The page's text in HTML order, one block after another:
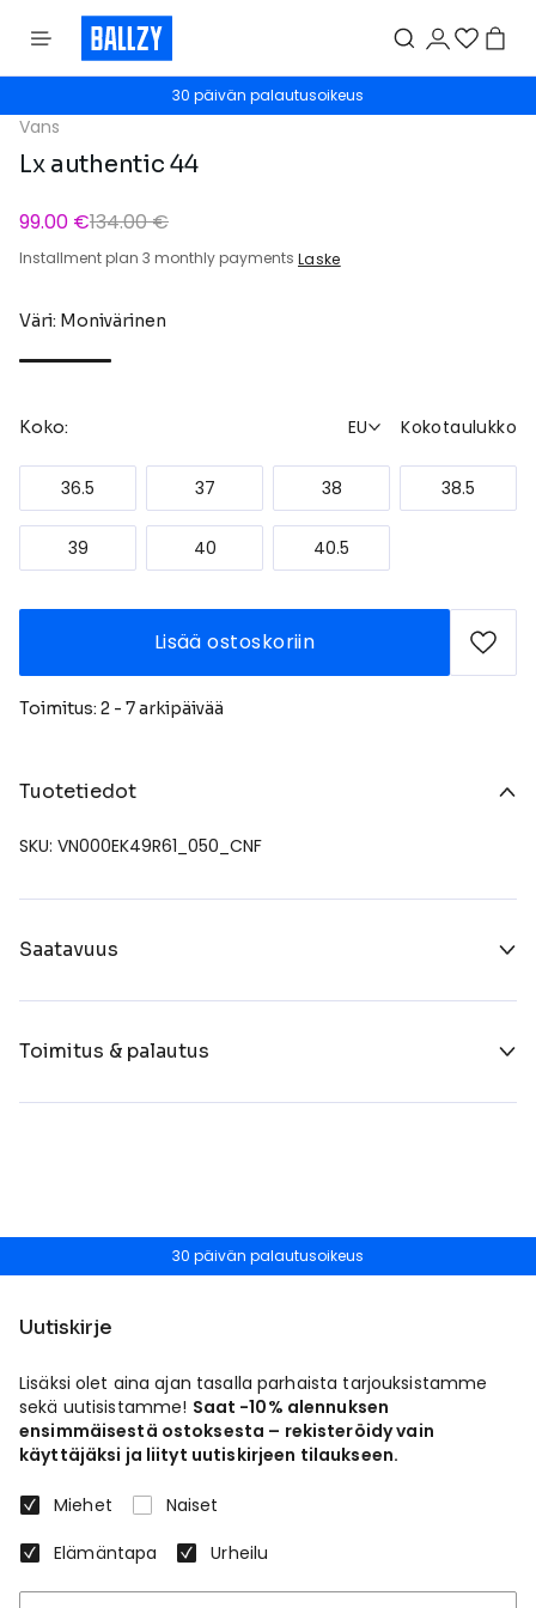
30 päivän palautusoikeus
Vans
Lx authentic 44
99.00 €134.00 €
Installment plan 3 monthly payments Laske
Väri: Monivärinen
Koko: EU Kokotaulukko
36.5 37 38 38.5
39 40 40.5
Lisää ostoskoriin
Toimitus: 2 - 7 arkipäivää
Tuotetiedot
SKU: VN000EK49R61_050_CNF
Saatavuus
Toimitus & palautus
30 päivän palautusoikeus
Uutiskirje
Lisäksi olet aina ajan tasalla parhaista tarjouksistamme
sekä uutisistamme! Saat -10% alennuksen
ensimmäisestä ostoksesta – rekisteröidy vain
käyttäjäksi ja liityt uutiskirjeen tilaukseen.
Miehet
Naiset
Elämäntapa
Urheilu